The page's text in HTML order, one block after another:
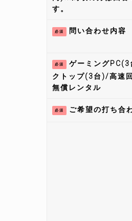
す。
必須 問い合わせ内容
必須
ゲーミング
クトップ(3台)/高速
無償レンタル
必須 ご希望の打ち合